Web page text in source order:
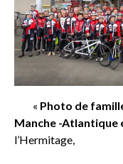
« Photo de
Manche -Atlantique
l’Hermitage,